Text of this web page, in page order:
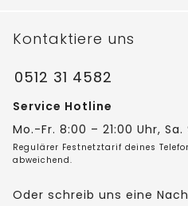
Kontaktiere uns
0512 31 4582
Service Hotline
Mo.-Fr. 8:00 – 21:00 Uhr,
Regulärer Festnetztarif deines
abweichend.
Oder schreib uns eine